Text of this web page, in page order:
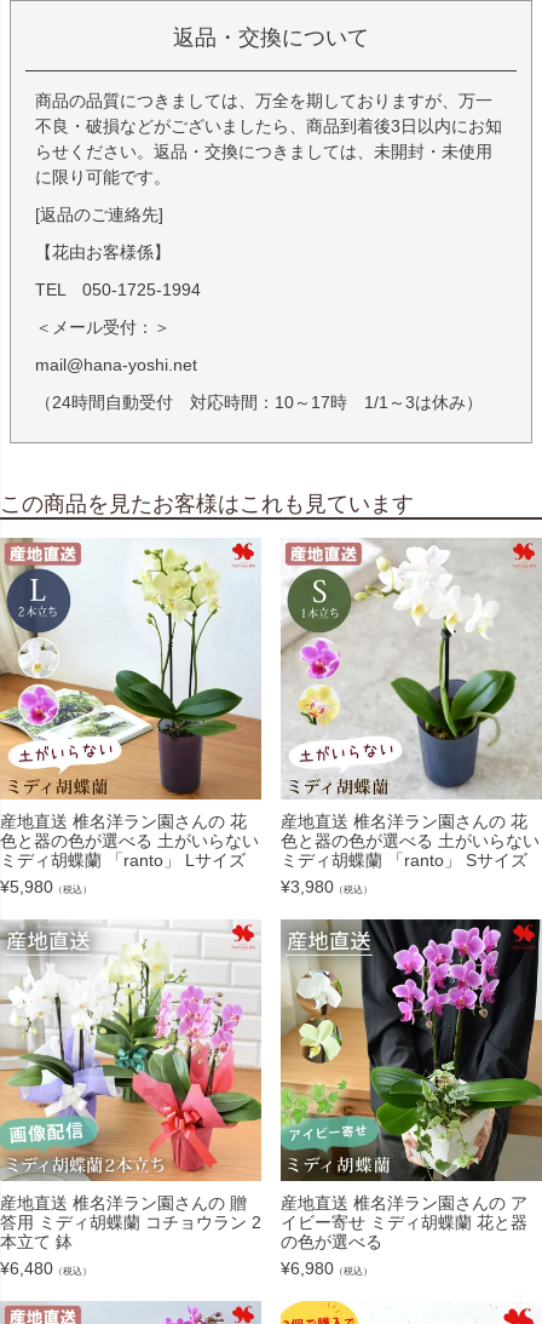
返品・交換について
商品の品質につきましては、万全を期しておりますが、万一
不良・破損などがございましたら、商品到着後3日以内にお知
らせください。返品・交換につきましては、未開封・未使用
に限り可能です。
[返品のご連絡先]
【花由お客様係】
TEL 050-1725-1994
＜メール受付：＞
mail@hana-yoshi.net
（24時間自動受付 対応時間：10～17時 1/1～3は休み）
この商品を見たお客様はこれも見ています
産地直送 椎名洋ラン園さんの 花
色と器の色が選べる 土がいらない
ミディ胡蝶蘭 「ranto」 Lサイズ
¥5,980 （税込）
産地直送 椎名洋ラン園さんの 花
色と器の色が選べる 土がいらない
ミディ胡蝶蘭 「ranto」 Sサイズ
¥3,980 （税込）
産地直送 椎名洋ラン園さんの 贈
答用 ミディ胡蝶蘭 コチョウラン 2
本立て 鉢
¥6,480 （税込）
産地直送 椎名洋ラン園さんの ア
イビー寄せ ミディ胡蝶蘭 花と器
の色が選べる
¥6,980 （税込）